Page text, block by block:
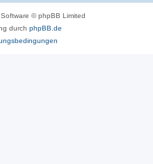
© phpBB Limited
durch phpBB.de